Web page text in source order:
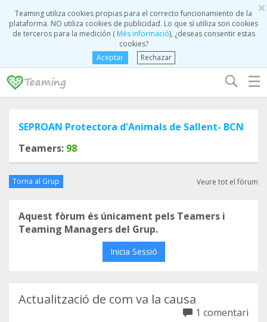
×
Teaming utiliza cookies propias para el correcto funcionamiento de la
plataforma. NO utiliza cookies de publicidad. Lo que sí utiliza son cookies
de terceros para la medición (Més informació), ¿deseas consentir estas
cookies?
Aceptar
Rechazar
☰
SEPROAN Protectora d'Animals de Sallent- BCN
Teamers: 98
Torna al Grup Veure tot el fòrum
Aquest fòrum és únicament pels Teamers i
Teaming Managers del Grup.
Inicia Sessió
Actualització de com va la causa
1 comentari